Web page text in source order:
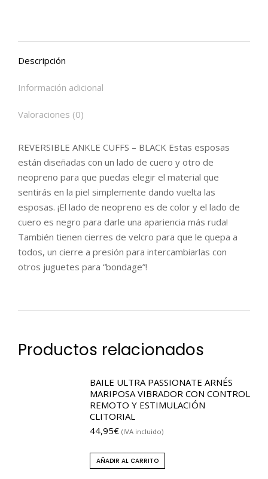
Descripción
Información adicional
Valoraciones (0)
REVERSIBLE ANKLE CUFFS – BLACK Estas esposas
están diseñadas con un lado de cuero y otro de
neopreno para que puedas elegir el material que
sentirás en la piel simplemente dando vuelta las
esposas. ¡El lado de neopreno es de color y el lado de
cuero es negro para darle una apariencia más ruda!
También tienen cierres de velcro para que le quepa a
todos, un cierre a presión para intercambiarlas con
otros juguetes para “bondage”!
Productos relacionados
BAILE ULTRA PASSIONATE ARNÉS
MARIPOSA VIBRADOR CON CONTROL
REMOTO Y ESTIMULACIÓN
CLITORIAL
44,95€ (IVA incluido)
AÑADIR AL CARRITO